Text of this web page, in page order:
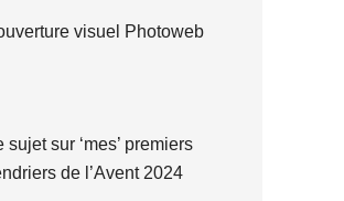
visuel Photoweb
sujet sur ‘mes’ premiers
de l’Avent 2024